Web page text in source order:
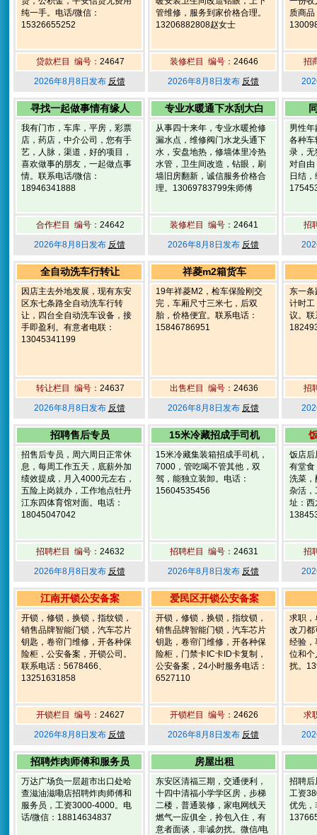
纯一手。电话/微信：
15326655252
贷款栏目 编号： 24647
2026年8月8日发布 反馈
管维修，服务到家价格合理。
13206882808赵女士
装修栏目 编号： 24646
2026年8月8日发布 反馈
质商
招
寻找一起做事情有缘人
我有门市，车库，平房，彩票
店，药店，中介公司，您有手
艺，人脉，渠道，好的项目，
喜欢做事的朋友，一起做点事
情。联系电话/微信：
18946341888
合作栏目 编号： 24642
2026年8月8日发布 反馈
专业水暖通下水刮大白
从事四十来年，专业水暖抢修
漏水点，维修阀门水龙头通下
水，安盘地热，修墙体里冷热
水管，卫生间改造，钻眼，刷
墙旧房翻新，诚信服务价格合
理。13069783799朱师傅
装修栏目 编号： 24641
2026年8月8日发布 反馈
男性
各种车
录，无
对自由
日结
招
全自动洗车行转让
因店主去外地发展，现有东安
区东七条路全自动洗车行转
让，四台全自动洗车设备，接
手即盈利。有意者电联：
13045341199
转让栏目 编号： 24637
2026年8月8日发布 反馈
祥菱m2箱货车
19年祥菱M2，检车保险刚交
完，车厢尺寸三米七，后双
胎，价格便宜。联系电话：
15846786951
出售栏目 编号： 24636
2026年8月8日发布 反馈
东一条
计时工
议。联
招
招聘售后专员
招售后专员，周六周日正常休
息，每周工作五天，底薪外加
绩效提成，月入4000元左右，
五险上岗就办，工作地点牡丹
江东四体育馆对面。电话：
18045047042
招聘栏目 编号： 24632
2026年8月8日发布 反馈
15米冷藏招成手司机
15米冷藏集装箱招成手司机，
7000，管吃喝不管其他，双
驾，能独立装卸。电话：
15604535456
招聘栏目 编号： 24631
2026年8月8日发布 反馈
饭店后
有堂食
洗菜，
杂活，
址：西
招
江南开锁公安备案
开锁，修锁，换锁，指纹锁，
销售品牌智能门锁，汽车芯片
钥匙，卷帘门维修，开各种保
险柜，公安备案，开锁公司。
联系电话：5678466、
13251631858
开锁栏目 编号： 24627
2026年8月8日发布 反馈
爱民区开锁公安备案
开锁，修锁，换锁，指纹锁，
销售品牌智能门锁，汽车芯片
钥匙，卷帘门维修，开各种保
险柜，门禁卡IC卡ID卡复制，
公安备案，24小时服务电话：
6527110
开锁栏目 编号： 24626
2026年8月8日发布 反馈
求职，
改刀都
经验，
位和个
扰。
求
招聘炸肉师傅和服务员
万达广场负一层超市出口处哈
查滋油滋嘞店招聘炸肉师傅和
服务员，工资3000-4000。电
话/微信：18814634837
房屋出租
东安区清福三期，交通便利，
十四中清福小学学区房，步梯
二楼，普通装修，家电网线天
燃气一应俱全，拎包入住，有
意者面谈，非诚勿扰。微信/电
招聘后
工资
优先，